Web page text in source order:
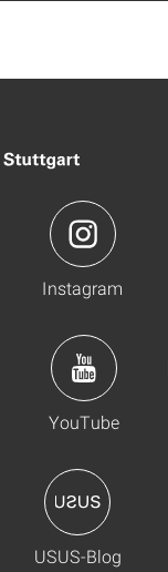
Instagram
YouTube
USUS-Blog